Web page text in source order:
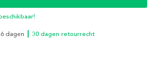
dagen ┃ 30 dagen retourrecht